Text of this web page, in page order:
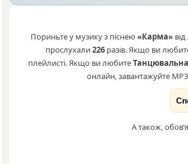
Пориньте у музику з піснею«Карма»від
прослухали226 разів. Якщо ви
плейлисті. Якщо ви любите
онлайн, завантажуйте
А також,